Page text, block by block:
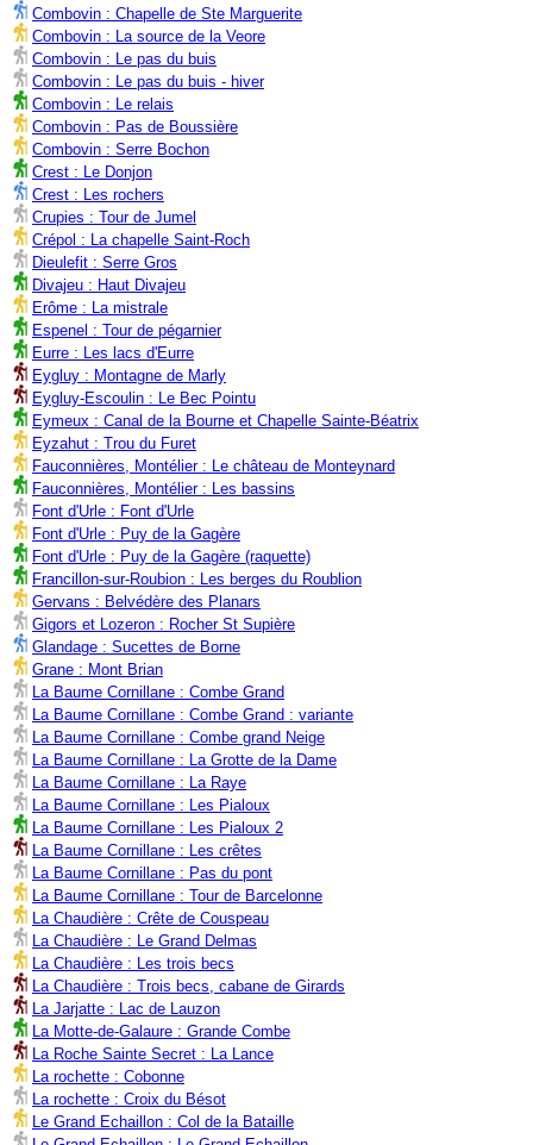
Combovin : Chapelle de Ste Marguerite
Combovin : La source de la Veore
Combovin : Le pas du buis
Combovin : Le pas du buis - hiver
Combovin : Le relais
Combovin : Pas de Boussière
Combovin : Serre Bochon
Crest : Le Donjon
Crest : Les rochers
Crupies : Tour de Jumel
Crépol : La chapelle Saint-Roch
Dieulefit : Serre Gros
Divajeu : Haut Divajeu
Erôme : La mistrale
Espenel : Tour de pégarnier
Eurre : Les lacs d'Eurre
Eygluy : Montagne de Marly
Eygluy-Escoulin : Le Bec Pointu
Eymeux : Canal de la Bourne et Chapelle Sainte-Béatrix
Eyzahut : Trou du Furet
Fauconnières, Montélier : Le château de Monteynard
Fauconnières, Montélier : Les bassins
Font d'Urle : Font d'Urle
Font d'Urle : Puy de la Gagère
Font d'Urle : Puy de la Gagère (raquette)
Francillon-sur-Roubion : Les berges du Roublion
Gervans : Belvédère des Planars
Gigors et Lozeron : Rocher St Supière
Glandage : Sucettes de Borne
Grane : Mont Brian
La Baume Cornillane : Combe Grand
La Baume Cornillane : Combe Grand : variante
La Baume Cornillane : Combe grand Neige
La Baume Cornillane : La Grotte de la Dame
La Baume Cornillane : La Raye
La Baume Cornillane : Les Pialoux
La Baume Cornillane : Les Pialoux 2
La Baume Cornillane : Les crêtes
La Baume Cornillane : Pas du pont
La Baume Cornillane : Tour de Barcelonne
La Chaudière : Crête de Couspeau
La Chaudière : Le Grand Delmas
La Chaudière : Les trois becs
La Chaudière : Trois becs, cabane de Girards
La Jarjatte : Lac de Lauzon
La Motte-de-Galaure : Grande Combe
La Roche Sainte Secret : La Lance
La rochette : Cobonne
La rochette : Croix du Bésot
Le Grand Echaillon : Col de la Bataille